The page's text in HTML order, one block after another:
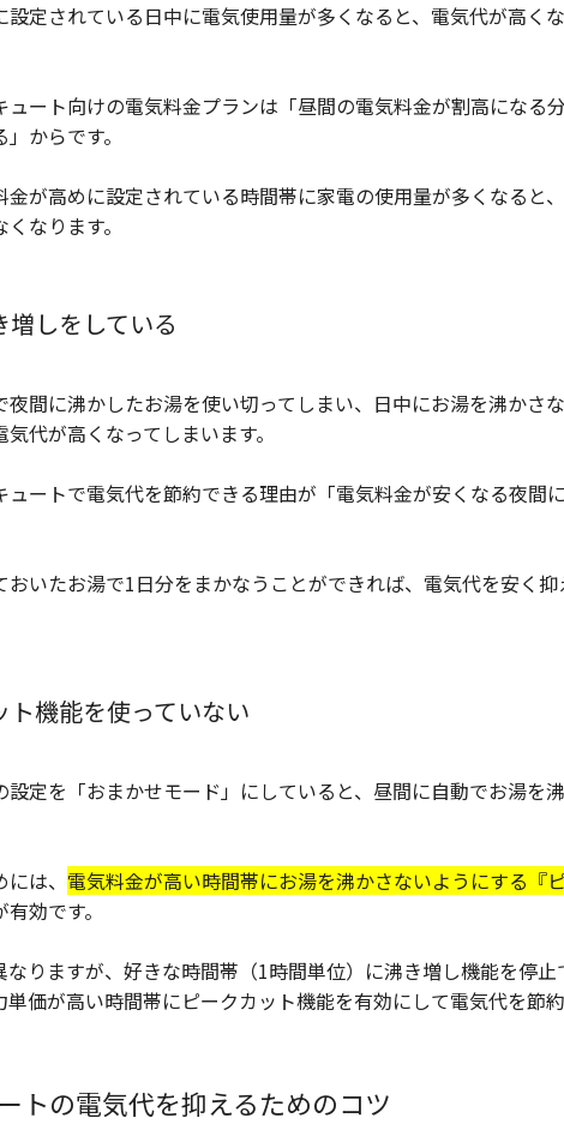
設定されている日中に電気使用量が多くなると、電気代が高く
ュート向けの電気料金プランは「昼間の電気料金が割高になる
からです。
金が高めに設定されている時間帯に家電の使用量が多くなると
なります。
増しをしている
夜間に沸かしたお湯を使い切ってしまい、日中にお湯を沸かさ
代が高くなってしまいます。
ュートで電気代を節約できる理由が「電気料金が安くなる夜間
おいたお湯で1日分をまかなうことができれば、電気代を安く抑
ト機能を使っていない
設定を「おまかせモード」にしていると、昼間に自動でお湯を
は、 電気料金が高い時間帯にお湯を沸かさないようにする『
有効です。
なりますが、好きな時間帯（1時間単位）に沸き増し機能を停止
単価が高い時間帯にピークカット機能を有効にして電気代を節
トの電気代を抑えるためのコツ